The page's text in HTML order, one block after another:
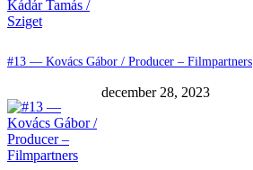
#13 — Kovács Gábor / Producer – Filmpartners
december 28, 2023